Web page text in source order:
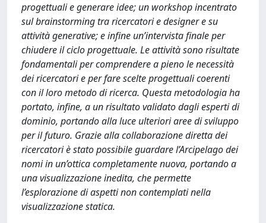
progettuali e generare idee; un workshop incentrato
sul brainstorming tra ricercatori e designer e su
attività generative; e infine un’intervista finale per
chiudere il ciclo progettuale. Le attività sono risultate
fondamentali per comprendere a pieno le necessità
dei ricercatori e per fare scelte progettuali coerenti
con il loro metodo di ricerca. Questa metodologia ha
portato, infine, a un risultato validato dagli esperti di
dominio, portando alla luce ulteriori aree di sviluppo
per il futuro. Grazie alla collaborazione diretta dei
ricercatori è stato possibile guardare l’Arcipelago dei
nomi in un’ottica completamente nuova, portando a
una visualizzazione inedita, che permette
l’esplorazione di aspetti non contemplati nella
visualizzazione statica.